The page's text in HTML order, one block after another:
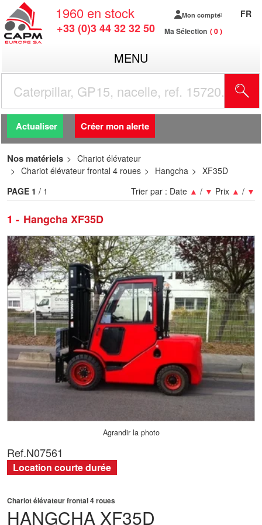
1960 en stock
+33 (0)3 44 32 32 50
Mon compte
Ma Sélection 0
FR
MENU
Actualiser Créer mon alerte
Nos matériels
Chariot élévateur
Chariot élévateur frontal 4 roues
Hangcha XF35D
1 Hangcha XF35D
Trier par : Date ▲ / ▼ Prix ▲ / ▼
PAGE 1 / 1
Agrandir la photo
HANGCHA XF35D
Chariot élévateur frontal 4 roues
Ref.N07561
Location courte durée